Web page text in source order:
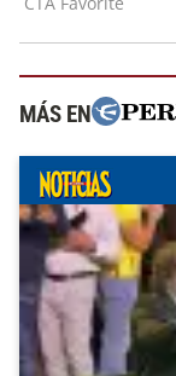
MÁS EN